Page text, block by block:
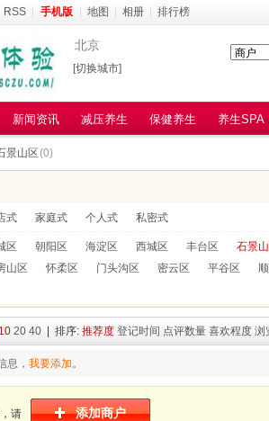
RSS 手机版 地图 相册 排行榜
北京
[切换城市]
新闻资讯 减压养生 保健养生 养生SPA
景山区(0)
式 家庭式 个人式 私密式
区 朝阳区 海淀区 西城区 丰台区
石景
山区 怀柔区 门头沟区 密云区 平谷区
10 20 40 | 排序: 推荐度 登记时间 点评数量 喜欢程度 浏
息， 我要添加。
请 添加商户